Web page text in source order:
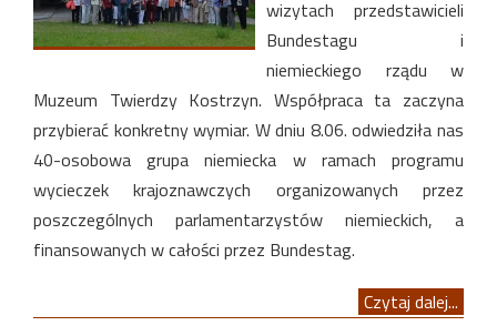
wizytach przedstawicieli
Bundestagu i
niemieckiego rządu w
Muzeum Twierdzy Kostrzyn. Współpraca ta zaczyna
przybierać konkretny wymiar. W dniu 8.06. odwiedziła nas
40-osobowa grupa niemiecka w ramach programu
wycieczek krajoznawczych organizowanych przez
poszczególnych parlamentarzystów niemieckich, a
finansowanych w całości przez Bundestag.
Czytaj dalej...